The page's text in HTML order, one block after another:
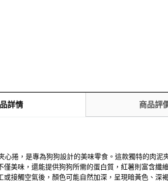
詳情 商品評
心捲，是專為狗狗設計的美味零食。這款獨特的肉
僅美味，還能提供狗狗所需的蛋白質，紅薯則富含
或接觸空氣後，顏色可能自然加深，呈現暗黃色、